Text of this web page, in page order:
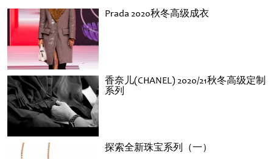
Prada 2020秋冬高级成衣
香奈儿(CHANEL) 2020/21秋冬高级定制
系列
探索全新珠宝系列（一）